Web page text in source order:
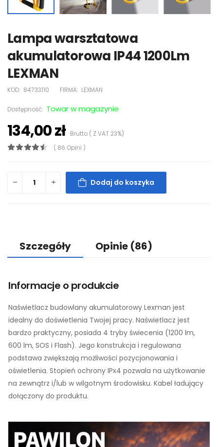
Lampa warsztatowa
akumulatorowa IP44 1200Lm
LEXMAN
KOD: 84733110 FIRMA: LEXMAN
Dostępność: Towar w magazynie
134,00 złBrutto ( Z VAT 23%)
( 86 Opini )
Dodaj do koszyka
Szczegóły Opinie (86)
Informacje o produkcie
Naświetlacz budowlany akumulatorowy Lexman jest
idealny do doświetlenia Twojej pracy. Naświetlacz jest
bardzo praktyczny, posiada 4 tryby świecenia (1200 lm,
600 lm, SOS i Flash). Jego konstrukcja i regulowana
podstawa zwiększają możliwości pozycjonowania i
oświetlenia. Stopień ochrony IPx4 pozwala na użytkowanie
na zewnątrz i/lub w wilgotnym środowisku. Kabel ładujący
dołączony do produktu.